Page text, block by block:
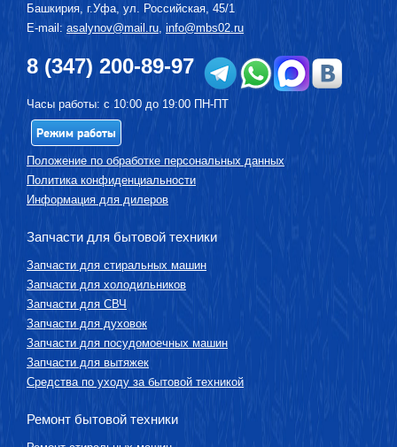
Башкирия, г.Уфа ул. Российская, 45/1
E-mail: asalynov@mail.ru info@mbs02.ru
8 (347) 200-89-97
Часы работы: с 10:00 до 19:00 ПН-ПТ
Режим работы
Положение по обработке персональных данных
Политика конфиденциальности
Информация для дилеров
Запчасти для бытовой техники
Запчасти для стиральных машин
Запчасти для холодильников
Запчасти для СВЧ
Запчасти для духовок
Запчасти для посудомоечных машин
Запчасти для вытяжек
Средства по уходу за бытовой техникой
Ремонт бытовой техники